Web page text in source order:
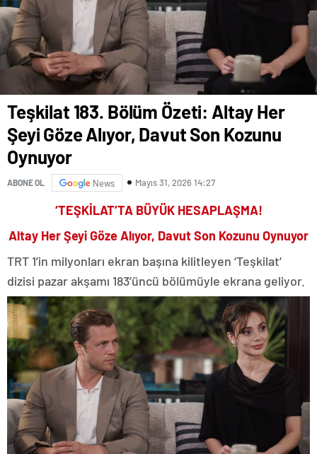
Teşkilat 183. Bölüm Özeti: Altay Her
Şeyi Göze Alıyor, Davut Son Kozunu
Oynuyor
ABONE OL News Mayıs 31, 2026 14:27
‘TEŞKİLAT’TA BÜYÜK HESAPLAŞMA!
Altay Her Şeyi Göze Alıyor, Davut Son Kozunu Oynuyor
TRT 1’in milyonları ekran başına kilitleyen ‘Teşkilat’
dizisi pazar akşamı 183’üncü bölümüyle ekrana geliyor.